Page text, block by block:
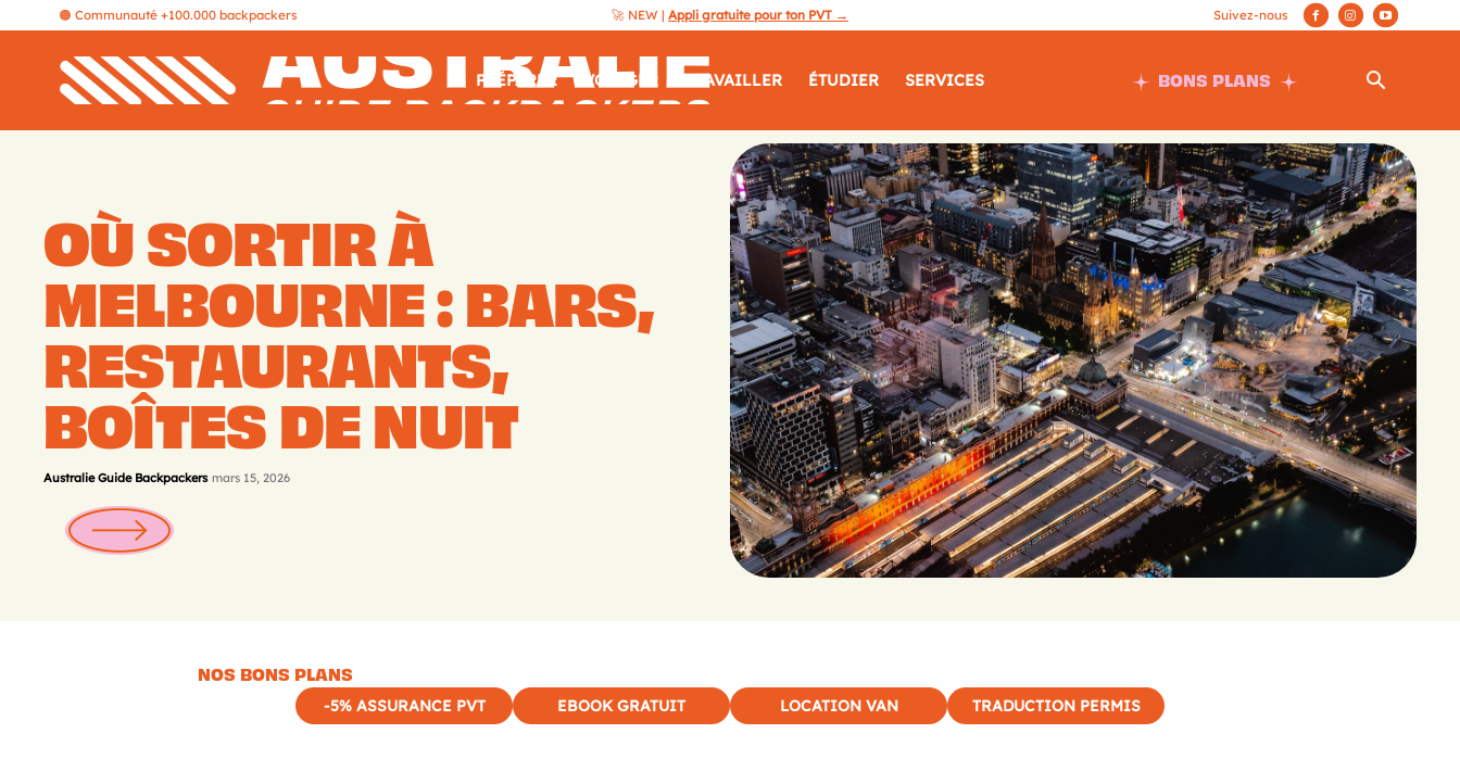
🚀 NEW | Appli gratuite pour ton PVT →
🟠 Communauté +100.000 backpackers
Australie
Guide
Backpackers
PRÉPARER VOYAGER TRAVAILLER ÉTUDIER SERVICES BONS PLANS
OÙ SORTIR À
MELBOURNE : BARS,
RESTAURANTS,
BOÎTES DE NUIT
Australie Guide Backpackers mars 15, 2026
NOS BONS PLANS
-5% ASSURANCE PVT EBOOK GRATUIT LOCATION VAN TRADUCTION PERMIS